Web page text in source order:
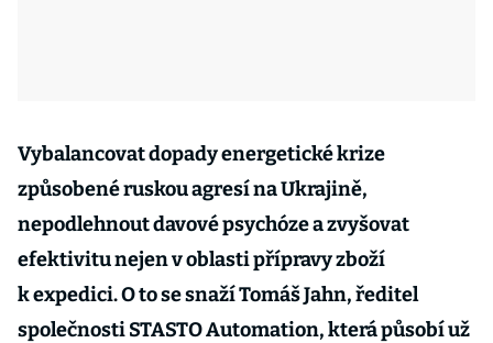
Vybalancovat dopady energetické krize
způsobené ruskou agresí na Ukrajině,
nepodlehnout davové psychóze a zvyšovat
efektivitu nejen v oblasti přípravy zboží
k expedici. O to se snaží Tomáš Jahn, ředitel
společnosti STASTO Automation, která působí už